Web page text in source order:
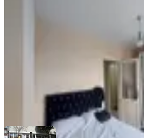
Fatih, Seyyid Ömer
Öz Anıl Emlak Gayrimenkul Nesime